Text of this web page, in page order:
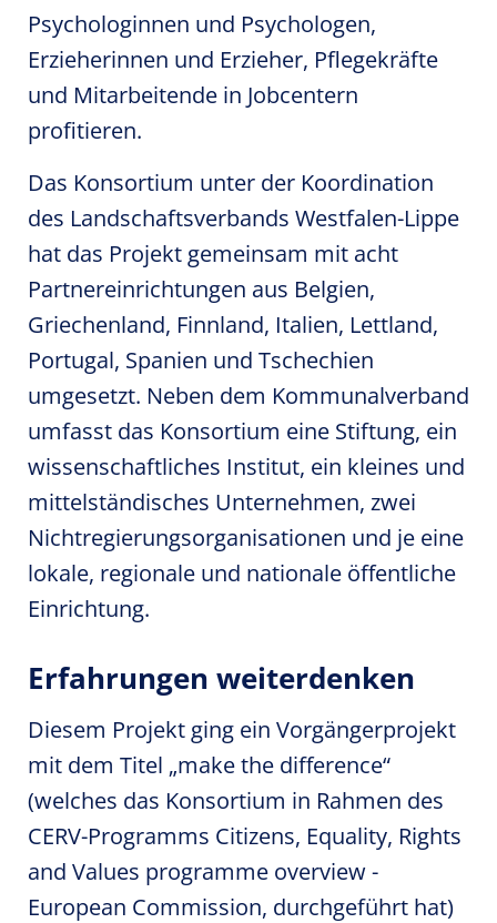
Psychologinnen und Psychologen,
Erzieherinnen und Erzieher, Pflegekräfte
und Mitarbeitende in Jobcentern
profitieren.
Das Konsortium unter der Koordination
des Landschaftsverbands Westfalen-Lippe
hat das Projekt gemeinsam mit acht
Partnereinrichtungen aus Belgien,
Griechenland, Finnland, Italien, Lettland,
Portugal, Spanien und Tschechien
umgesetzt. Neben dem Kommunalverband
umfasst das Konsortium eine Stiftung, ein
wissenschaftliches Institut, ein kleines und
mittelständisches Unternehmen, zwei
Nichtregierungsorganisationen und je eine
lokale, regionale und nationale öffentliche
Einrichtung.
Erfahrungen weiterdenken
Diesem Projekt ging ein Vorgängerprojekt
mit dem Titel „make the difference“
(welches das Konsortium in Rahmen des
CERV-Programms Citizens, Equality, Rights
and Values programme overview -
European Commission, durchgeführt hat)